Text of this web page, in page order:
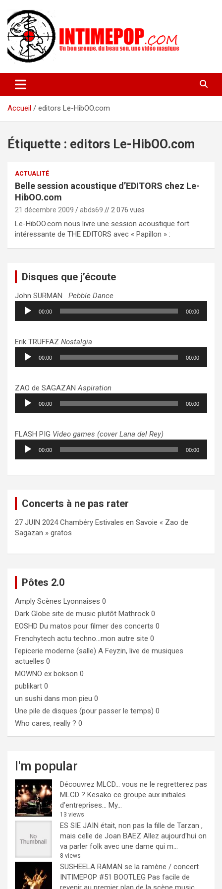
contenu
intimepop.com
actuelles pop rock, post-rock, indé sur Lyon. rock pop concert
lyon
Accueil
editors Le-HibOO.com
Étiquette : editors Le-HibOO.com
ACTUALITÉ
Belle session acoustique d’EDITORS chez Le-
HibOO.com
21 décembre 2009 abds69 // 2 076 vues
Le-HibOO.com nous livre une session acoustique fort
intéressante de THE EDITORS avec « Papillon » :
Disques que j’écoute
John SURMAN Pebble Dance
Lecteur
audio
00:00 00:00
Erik TRUFFAZ Nostalgia
Lecteur
audio
00:00 00:00
ZAO de SAGAZANAspiration
Lecteur
audio
00:00 00:00
FLASH PIG Video games (cover Lana del Rey)
Lecteur
audio
00:00 00:00
Concerts à ne pas rater
27 JUIN 2024 Chambéry Estivales en Savoie « Zao de
Sagazan » gratos
Pôtes 2.0
Amply Scènes Lyonnaises 0
Dark Globe site de music plutôt Mathrock 0
EOSHD Du matos pour filmer des concerts 0
Frenchytech actu techno…mon autre site 0
l'epicerie moderne (salle) A Feyzin, live de musiques
actuelles 0
MOWNO ex bokson 0
publikart 0
un sushi dans mon pieu 0
Une pile de disques (pour passer le temps) 0
Who cares, really ? 0
I'm popular
Découvrez MLCD… vous ne le regretterez pas
MLCD ? Kesako ce groupe aux initiales
d’entreprises… My...
13 views
ES SIE JAIN était, non pas la fille de Tarzan ,
mais celle de Joan BAEZ Allez aujourd'hui on
va parler folk avec une dame qui m...
8 views
SUSHEELA RAMAN se la ramène / concert
INTIMEPOP #51 BOOTLEG Pas facile de